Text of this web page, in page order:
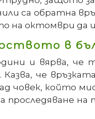
са обратна
на октомври
в
и вярва, че
Казва, че
човек, който
проследяване